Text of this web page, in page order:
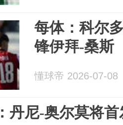
每体：科尔
锋伊拜-桑斯
懂球帝 2026-07-08
丹尼-奥尔莫将